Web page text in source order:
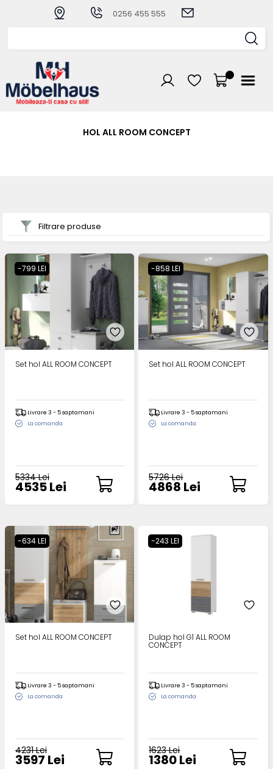
0256 455 555
HOL ALL ROOM CONCEPT
Filtrare produse
-799 LEI
Set hol ALL ROOM CONCEPT
Livrare 3 - 5 saptamani
La comanda
5334 Lei
4535 Lei
-858 LEI
Set hol ALL ROOM CONCEPT
Livrare 3 - 5 saptamani
La comanda
5726 Lei
4868 Lei
-634 LEI
Set hol ALL ROOM CONCEPT
Livrare 3 - 5 saptamani
La comanda
4231 Lei
3597 Lei
-243 LEI
Dulap hol G1 ALL ROOM
CONCEPT
Livrare 3 - 5 saptamani
La comanda
1623 Lei
1380 Lei